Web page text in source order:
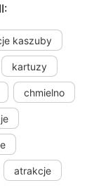
kaszuby
kartuzy
chmielno
atrakcje